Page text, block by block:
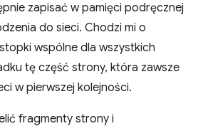
zapisać w pamięci podręcznej
do sieci. Chodzi mi o
wspólne dla wszystkich
tę część strony, która zawsze
w pierwszej kolejności.
fragmenty strony i